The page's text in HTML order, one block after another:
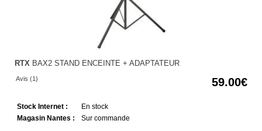
RTX BAX2 STAND ENCEINTE + ADAPTATEUR
Avis (1) 59.00
Stock Internet :
En stock
Magasin Nantes :
Sur commande